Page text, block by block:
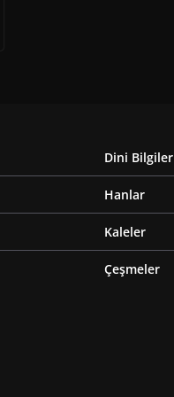
Dini Bilgiler
Hanlar
Kaleler
Çeşmeler